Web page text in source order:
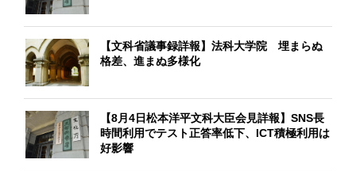
【文科省議事録詳報】法科大学院 埋まらぬ
格差、進まぬ多様化
【8月4日松本洋平文科大臣会見詳報】SNS長
時間利用でテスト正答率低下、ICT積極利用は
好影響